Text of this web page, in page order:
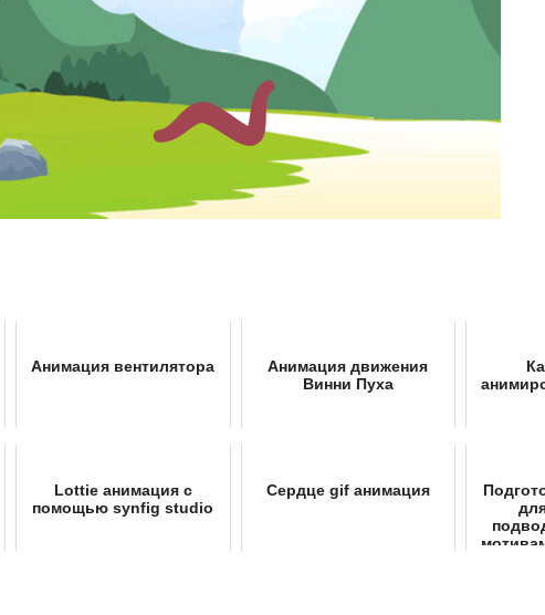
Анимация вентилятора
Анимация движения
Винни Пуха
Lottie анимация с
помощью synfig studio
Сердце gif анимация